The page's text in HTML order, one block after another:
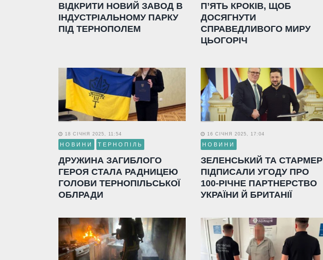
ВІДКРИТИ НОВИЙ ЗАВОД В
ІНДУСТРІАЛЬНОМУ ПАРКУ
ПІД ТЕРНОПОЛЕМ
П’ЯТЬ КРОКІВ, ЩОБ
ДОСЯГНУТИ
СПРАВЕДЛИВОГО МИРУ
ЦЬОГОРІЧ
18 СІЧНЯ 2025, 11:54
НОВИНИ ТЕРНОПІЛЬ
ДРУЖИНА ЗАГИБЛОГО
ГЕРОЯ СТАЛА РАДНИЦЕЮ
ГОЛОВИ ТЕРНОПІЛЬСЬКОЇ
ОБЛРАДИ
16 СІЧНЯ 2025, 17:04
НОВИНИ
ЗЕЛЕНСЬКИЙ ТА СТАРМЕР
ПІДПИСАЛИ УГОДУ ПРО
100-РІЧНЕ ПАРТНЕРСТВО
УКРАЇНИ Й БРИТАНІЇ